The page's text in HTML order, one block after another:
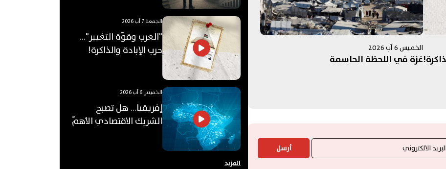
الخميس 6 آب 2026
غزة في اللحظة الحاسمة
أرسل
الجمعة 7 آب 2026
"العرب وقوّة التغيير"...
حرب الإبادة والذاكرة!
الخميس 6 آب 2026
إفريقيا... هل تصبح
الشريك الاقتصادي الأهمّ
المزيد